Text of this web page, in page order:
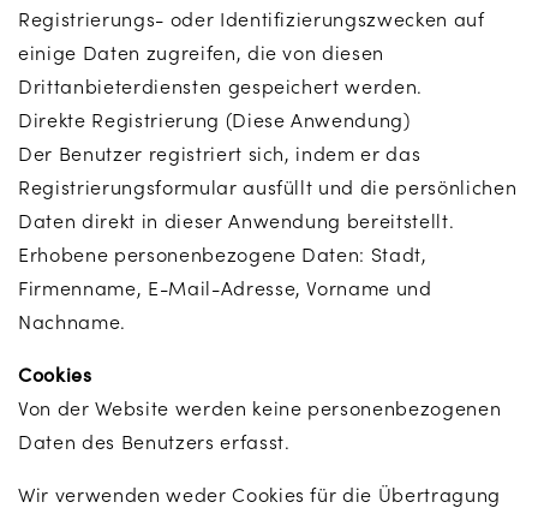
Registrierungs- oder Identifizierungszwecken auf
einige Daten zugreifen, die von diesen
Drittanbieterdiensten gespeichert werden.
Direkte Registrierung (Diese Anwendung)
Der Benutzer registriert sich, indem er das
Registrierungsformular ausfüllt und die persönlichen
Daten direkt in dieser Anwendung bereitstellt.
Erhobene personenbezogene Daten: Stadt,
Firmenname, E-Mail-Adresse, Vorname und
Nachname.
Cookies
Von der Website werden keine personenbezogenen
Daten des Benutzers erfasst.
Wir verwenden weder Cookies für die Übertragung